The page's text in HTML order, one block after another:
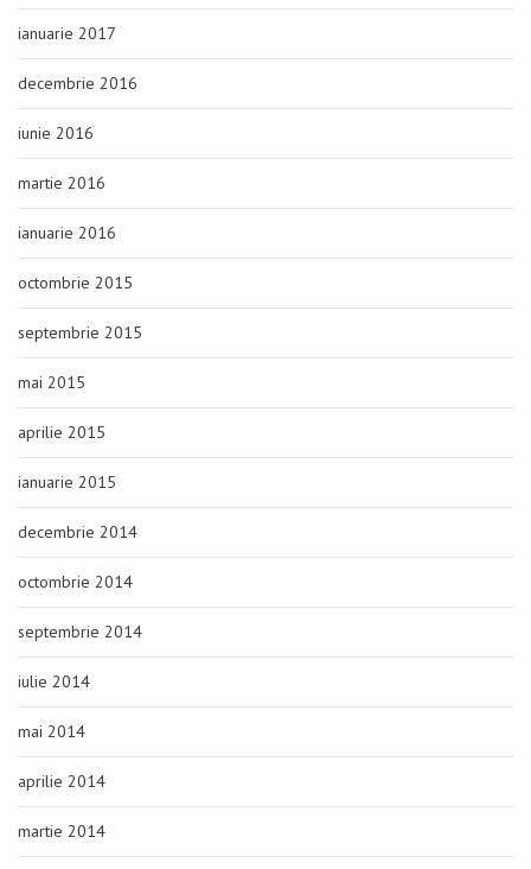
ianuarie 2017
decembrie 2016
iunie 2016
martie 2016
ianuarie 2016
octombrie 2015
septembrie 2015
mai 2015
aprilie 2015
ianuarie 2015
decembrie 2014
octombrie 2014
septembrie 2014
iulie 2014
mai 2014
aprilie 2014
martie 2014